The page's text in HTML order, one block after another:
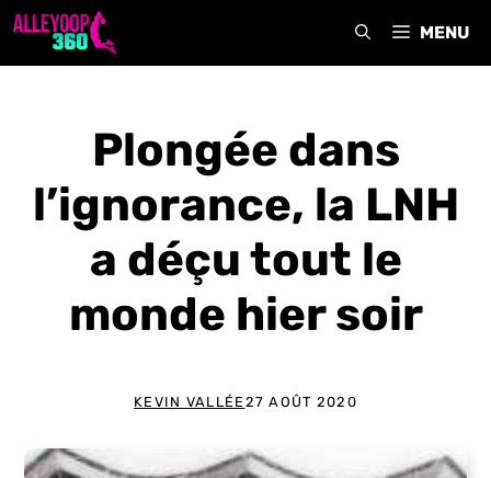
Aller
MENU
Plongée dans
l’ignorance, la LNH
a déçu tout le
monde hier soir
KEVIN VALLÉE 27 AOÛT 2020